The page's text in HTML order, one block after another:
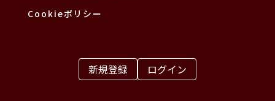
Cookieポリシー
新規登録 ログイン